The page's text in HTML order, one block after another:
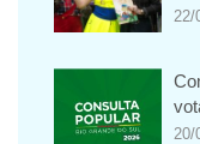
22/
20/